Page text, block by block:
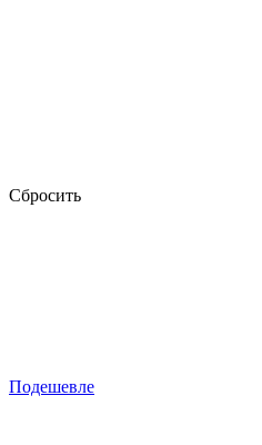
Сбросить
Подешевле